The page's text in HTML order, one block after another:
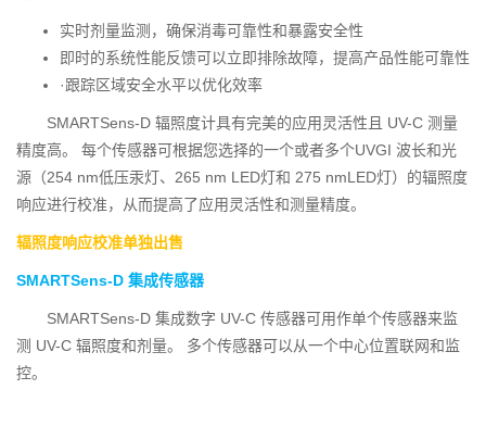
实时剂量监测，确保消毒可靠性和暴露安全性
即时的系统性能反馈可以立即排除故障，提高产品性能可靠性
·跟踪区域安全水平以优化效率
SMARTSens-D 辐照度计具有完美的应用灵活性且 UV-C 测量
精度高。 每个传感器可根据您选择的一个或者多个UVGI 波长和光
源（254 nm低压汞灯、265 nm LED灯和 275 nmLED灯）的辐照度
响应进行校准，从而提高了应用灵活性和测量精度。
辐照度响应校准单独出售
SMARTSens-D 集成传感器
SMARTSens-D 集成数字 UV-C 传感器可用作单个传感器来监
测 UV-C 辐照度和剂量。 多个传感器可以从一个中心位置联网和监
控。